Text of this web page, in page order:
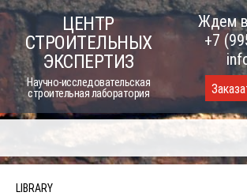
Skip
to
content
ЦЕНТР
СТРОИТЕЛЬНЫХ
ЭКСПЕРТИЗ
Научно-исследовательская
строительная лаборатория
Ждем
+7
LIBRARY